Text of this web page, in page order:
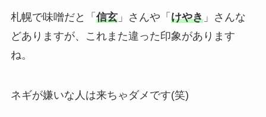
札幌で味噌だと「 信玄」さんや「 けやき」さんな
どありますが、これまた違った印象があります
ね。
ネギが嫌いな人は来ちゃダメです(笑)